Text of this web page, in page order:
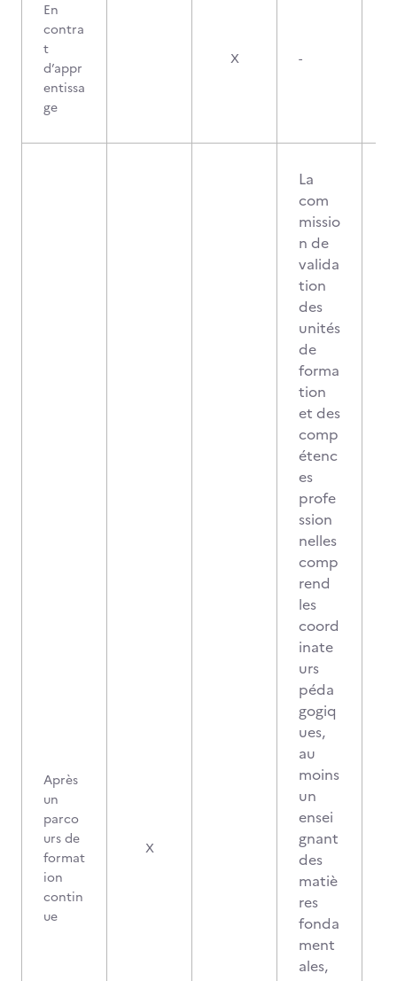
En
contra
t
d’appr
entissa
ge
X -
Après
un
parco
urs de
format
ion
contin
ue
X
La
com
missio
n de
valida
tion
des
unités
de
forma
tion
et des
comp
étenc
es
profe
ssion
nelles
comp
rend
les
coord
inate
urs
péda
gogiq
ues,
au
moins
un
ensei
gnant
des
matiè
res
fonda
ment
ales,